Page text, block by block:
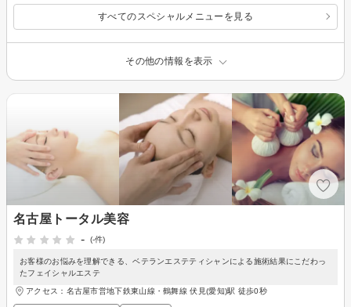
すべてのスペシャルメニューを見る
その他の情報を表示
名古屋トータル美容
-
(-件)
お客様のお悩みを理解できる、ベテランエステティシャンによる施術結果にこだわっ
たフェイシャルエステ
アクセス：名古屋市営地下鉄東山線・鶴舞線 伏見(愛知)駅 徒歩0秒